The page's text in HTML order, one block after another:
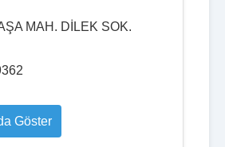
MAH. DİLEK SOK.
Göster